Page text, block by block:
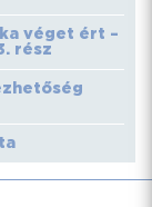
véget ért –
rész